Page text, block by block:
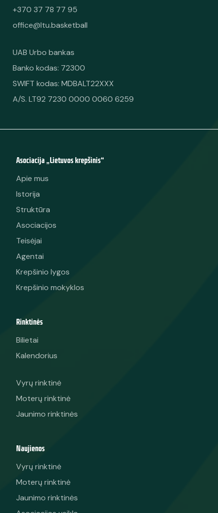
+370 37 78 77 95
office@ltu.basketball
UAB Urbo bankas
Banko kodas: 72300
SWIFT kodas: MDBALT22XXX
A/S. LT92 7230 0000 0060 6259
Asociacija „Lietuvos krepšinis“
Apie mus
Istorija
Struktūra
Asociacijos
Teisėjai
Agentai
Krepšinio lygos
Krepšinio mokyklos
Rinktinės
Bilietai
Kalendorius
Vyrų rinktinė
Moterų rinktinė
Jaunimo rinktinės
Naujienos
Vyrų rinktinė
Moterų rinktinė
Jaunimo rinktinės